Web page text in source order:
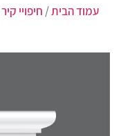
עמוד הבית/ חיפויי